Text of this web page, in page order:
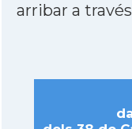
arribar a